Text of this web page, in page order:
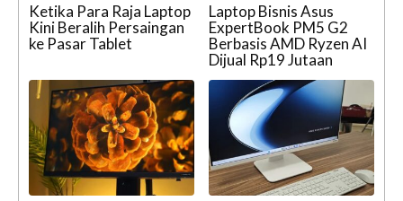
Ketika Para Raja Laptop
Kini Beralih Persaingan
ke Pasar Tablet
Laptop Bisnis Asus
ExpertBook PM5 G2
Berbasis AMD Ryzen AI
Dijual Rp19 Jutaan